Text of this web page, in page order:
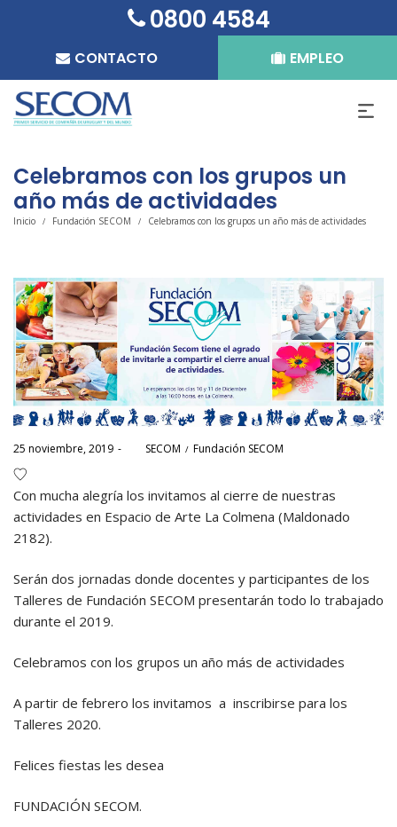
0800 4584
EMPLEO
CONTACTO
Celebramos con los grupos un
año más de actividades
Inicio / Fundación SECOM / Celebramos con los grupos un año más de actividades
Posted
on
25 noviembre, 2019 SECOM
Posted
Fundación SECOM
Con mucha alegría los invitamos al cierre de nuestras
actividades en Espacio de Arte La Colmena (Maldonado
2182).
Serán dos jornadas donde docentes y participantes de los
Talleres de Fundación SECOM presentarán todo lo trabajado
durante el 2019.
Celebramos con los grupos un año más de actividades
A partir de febrero los invitamos a inscribirse para los
Talleres 2020.
Felices fiestas les desea
FUNDACIÓN SECOM.